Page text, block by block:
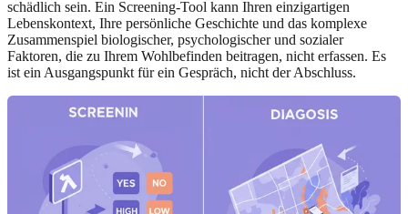
schädlich sein. Ein Screening-Tool kann Ihren einzigartigen
Lebenskontext, Ihre persönliche Geschichte und das komplexe
Zusammenspiel biologischer, psychologischer und sozialer
Faktoren, die zu Ihrem Wohlbefinden beitragen, nicht erfassen. Es
ist ein Ausgangspunkt für ein Gespräch, nicht der Abschluss.